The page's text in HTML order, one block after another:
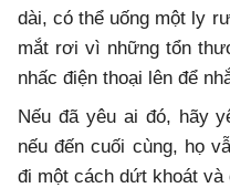
dài, có thể uống một ly
mắt rơi vì những tổn
nhấc điện thoại lên để
Nếu đã yêu ai đó, hãy
nếu đến cuối cùng, họ
đi một cách dứt khoát và